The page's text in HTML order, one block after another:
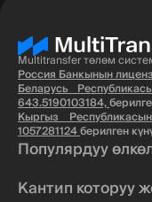
Multitransfer төлөм
Россия Банкынын
Беларусь
643.5190103184,
Кыргыз
1057281124берилген
Популярдуу
Кантип которуу